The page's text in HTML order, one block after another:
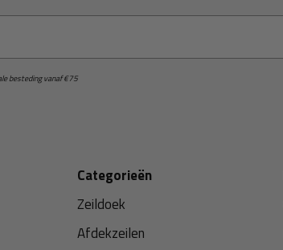
besteding vanaf €75
Categorieën
Zeildoek
Afdekzeilen